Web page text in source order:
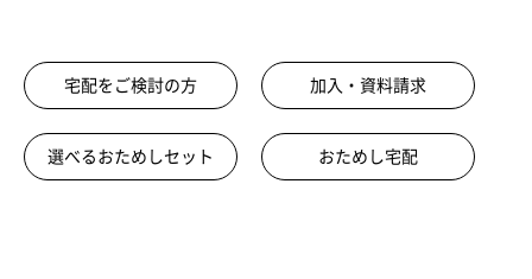
宅配をご検討の方 加入・資料請求
選べるおためしセット おためし宅配